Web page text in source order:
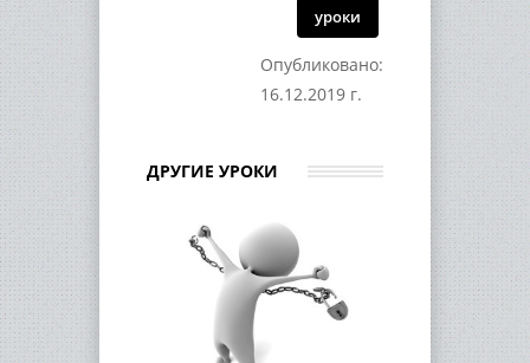
уроки
Опубликовано:
16.12.2019 г.
ДРУГИЕ УРОКИ